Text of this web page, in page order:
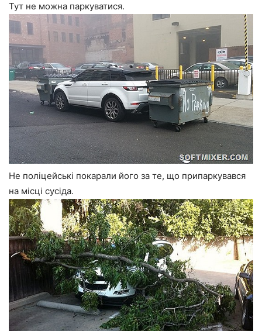
Тут не можна паркуватися.
Не поліцейські покарали його за те, що припаркувався
на місці сусіда.